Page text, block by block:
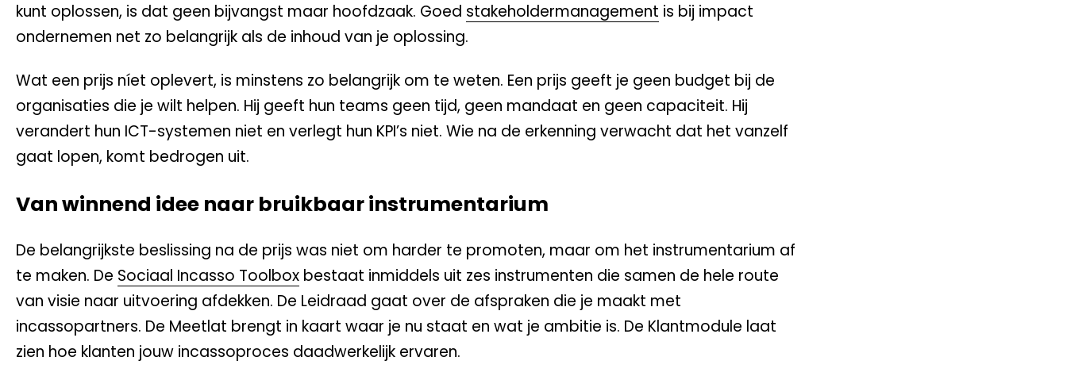
kunt oplossen, is dat geen bijvangst maar hoofdzaak. Goed stakeholdermanagement is bij impact
ondernemen net zo belangrijk als de inhoud van je oplossing.
Wat een prijs níet oplevert, is minstens zo belangrijk om te weten. Een prijs geeft je geen budget bij de
organisaties die je wilt helpen. Hij geeft hun teams geen tijd, geen mandaat en geen capaciteit. Hij
verandert hun ICT-systemen niet en verlegt hun KPI’s niet. Wie na de erkenning verwacht dat het vanzelf
gaat lopen, komt bedrogen uit.
Van winnend idee naar bruikbaar instrumentarium
De belangrijkste beslissing na de prijs was niet om harder te promoten, maar om het instrumentarium af
te maken. De Sociaal Incasso Toolbox bestaat inmiddels uit zes instrumenten die samen de hele route
van visie naar uitvoering afdekken. De Leidraad gaat over de afspraken die je maakt met
incassopartners. De Meetlat brengt in kaart waar je nu staat en wat je ambitie is. De Klantmodule laat
zien hoe klanten jouw incassoproces daadwerkelijk ervaren.